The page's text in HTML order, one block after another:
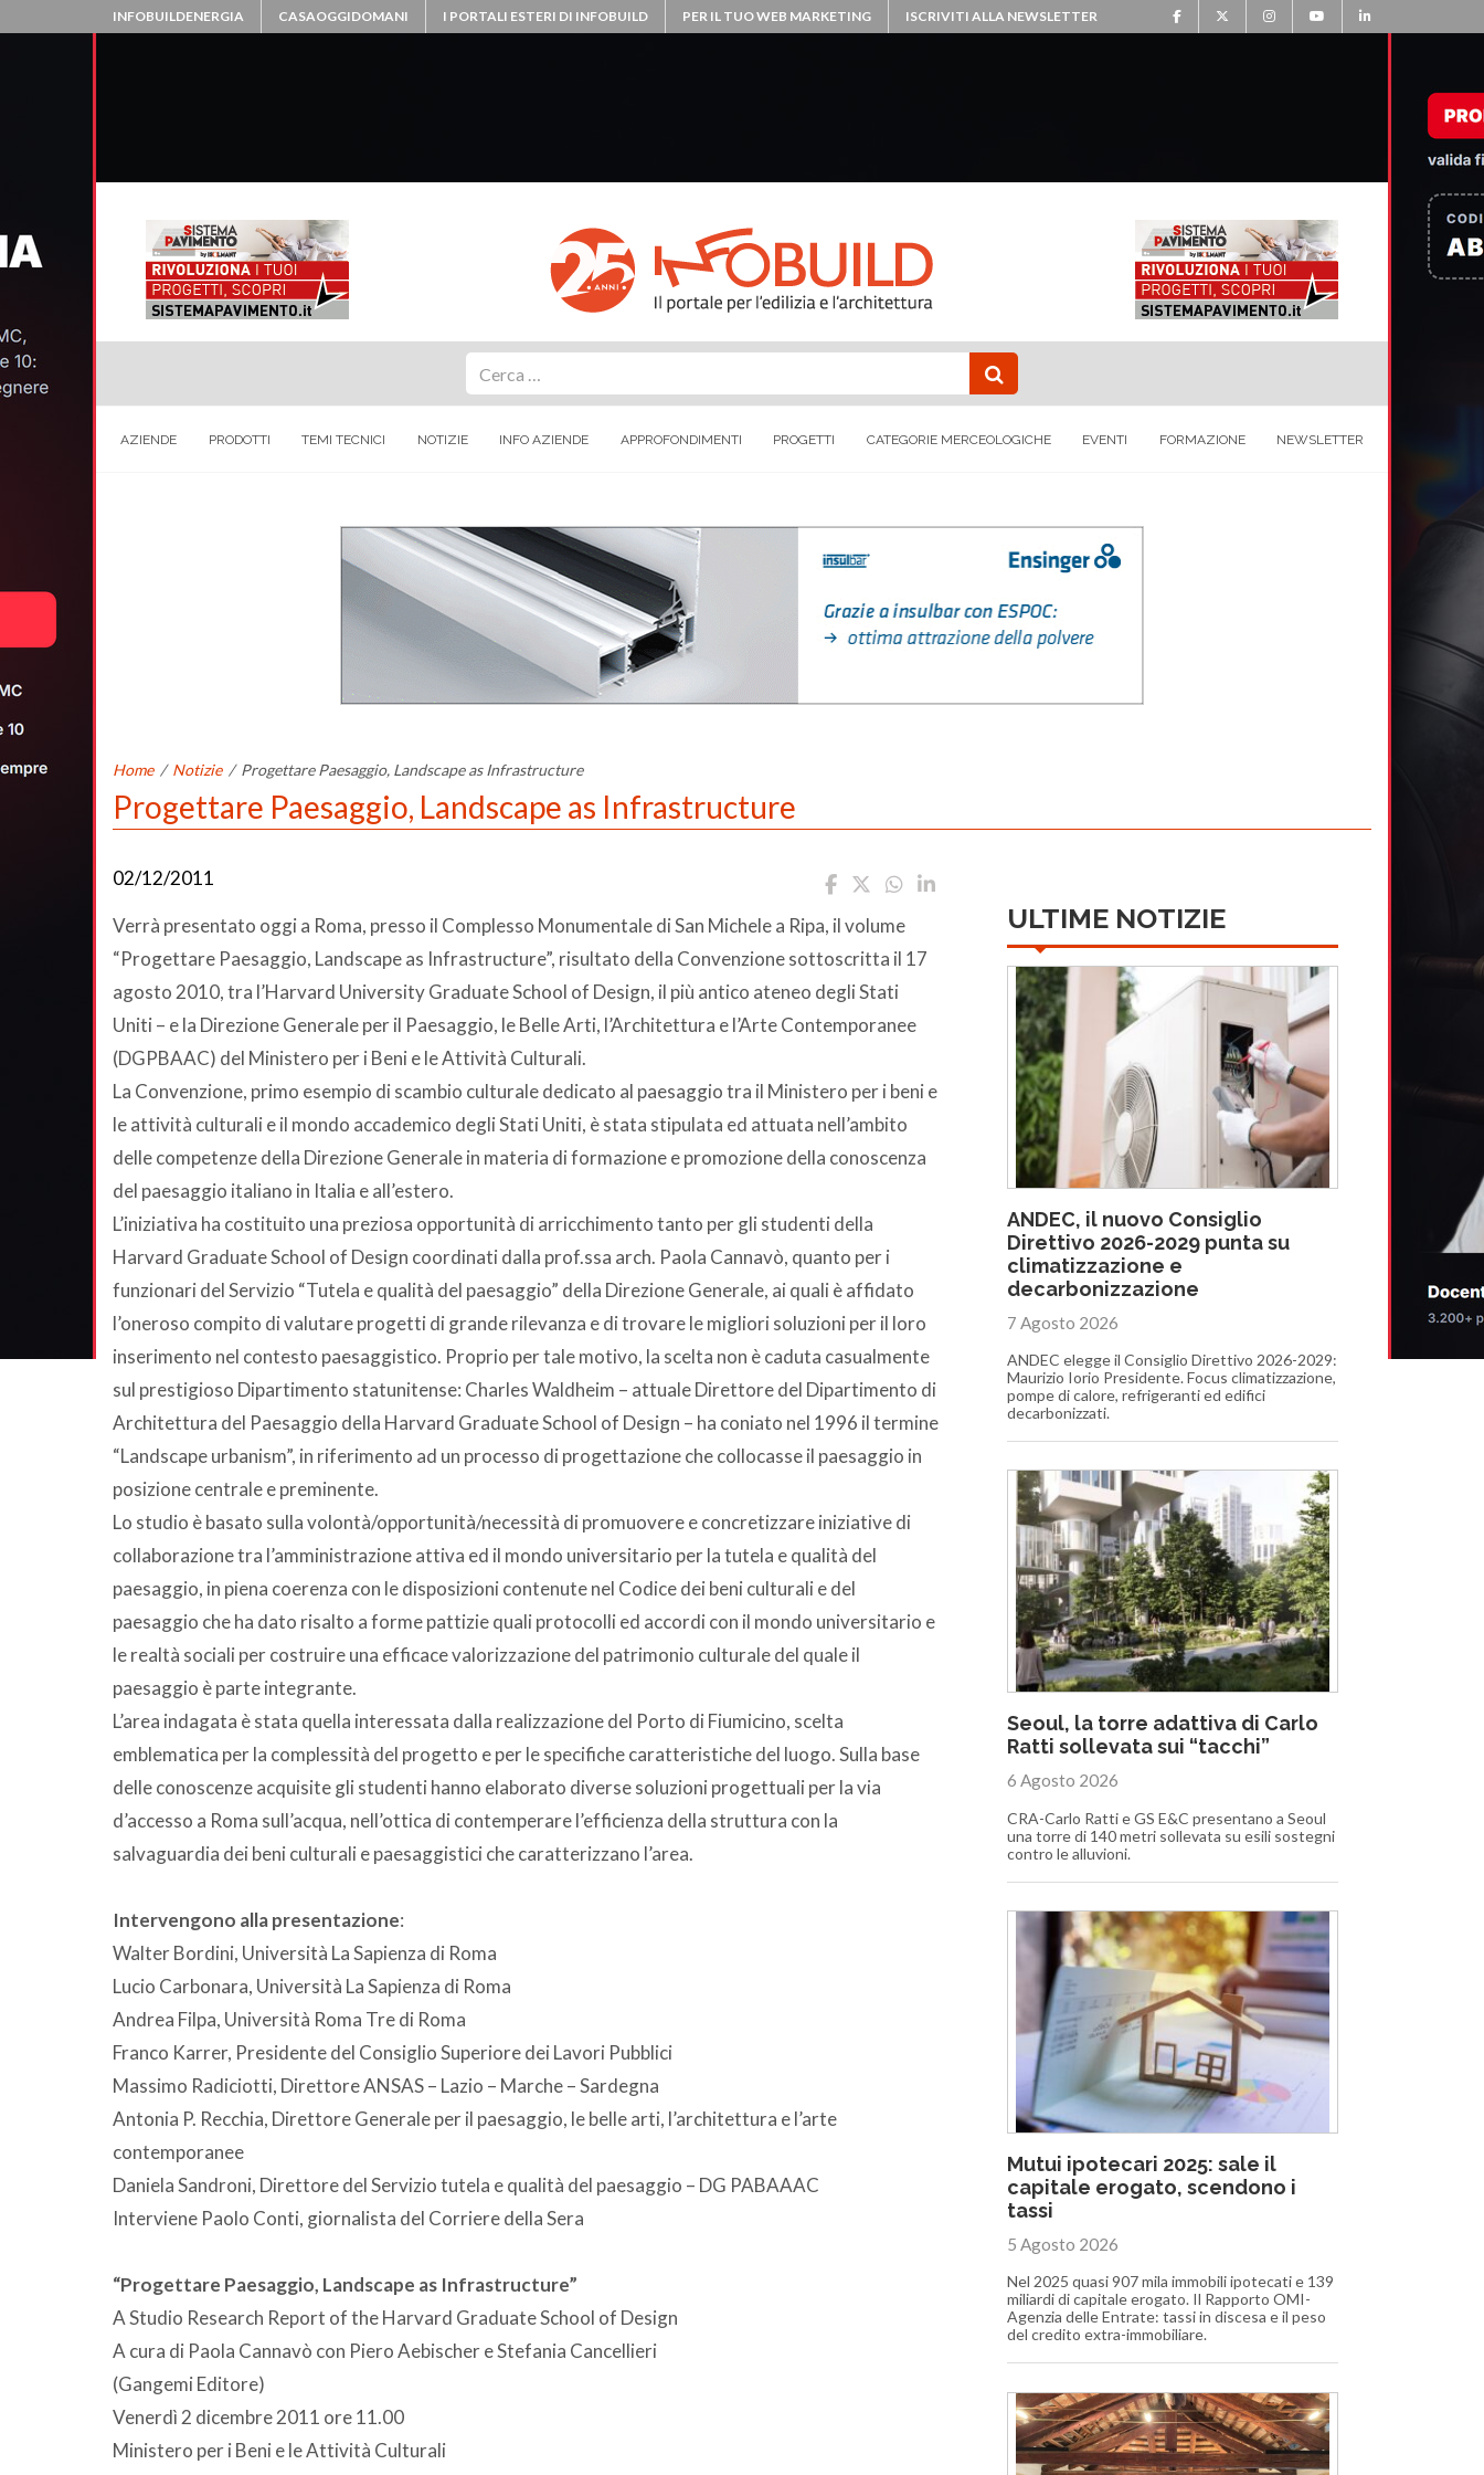
INFOBUILDENERGIA CASAOGGIDOMANI I PORTALI ESTERI DI INFOBUILD PER IL TUO WEB MARKETING ISCRIVITI ALLA NEWSLETTER
AZIENDE PRODOTTI TEMI TECNICI NOTIZIE INFO AZIENDE APPROFONDIMENTI PROGETTI CATEGORIE MERCEOLOGICHE EVENTI FORMAZIONE NEWSLETTER
Home / Notizie / Progettare Paesaggio, Landscape as Infrastructure
Progettare Paesaggio, Landscape as Infrastructure
02/12/2011
Verrà presentato oggi a Roma, presso il Complesso Monumentale di San Michele a Ripa, il volume
“Progettare Paesaggio, Landscape as Infrastructure”, risultato della Convenzione sottoscritta il 17
agosto 2010, tra l’Harvard University Graduate School of Design, il più antico ateneo degli Stati
Uniti – e la Direzione Generale per il Paesaggio, le Belle Arti, l’Architettura e l’Arte Contemporanee
(DGPBAAC) del Ministero per i Beni e le Attività Culturali.
La Convenzione, primo esempio di scambio culturale dedicato al paesaggio tra il Ministero per i beni e
le attività culturali e il mondo accademico degli Stati Uniti, è stata stipulata ed attuata nell’ambito
delle competenze della Direzione Generale in materia di formazione e promozione della conoscenza
del paesaggio italiano in Italia e all’estero.
L’iniziativa ha costituito una preziosa opportunità di arricchimento tanto per gli studenti della
Harvard Graduate School of Design coordinati dalla prof.ssa arch. Paola Cannavò, quanto per i
funzionari del Servizio “Tutela e qualità del paesaggio” della Direzione Generale, ai quali è affidato
l’oneroso compito di valutare progetti di grande rilevanza e di trovare le migliori soluzioni per il loro
inserimento nel contesto paesaggistico. Proprio per tale motivo, la scelta non è caduta casualmente
sul prestigioso Dipartimento statunitense: Charles Waldheim – attuale Direttore del Dipartimento di
Architettura del Paesaggio della Harvard Graduate School of Design – ha coniato nel 1996 il termine
“Landscape urbanism”, in riferimento ad un processo di progettazione che collocasse il paesaggio in
posizione centrale e preminente.
Lo studio è basato sulla volontà/opportunità/necessità di promuovere e concretizzare iniziative di
collaborazione tra l’amministrazione attiva ed il mondo universitario per la tutela e qualità del
paesaggio, in piena coerenza con le disposizioni contenute nel Codice dei beni culturali e del
paesaggio che ha dato risalto a forme pattizie quali protocolli ed accordi con il mondo universitario e
le realtà sociali per costruire una efficace valorizzazione del patrimonio culturale del quale il
paesaggio è parte integrante.
L’area indagata è stata quella interessata dalla realizzazione del Porto di Fiumicino, scelta
emblematica per la complessità del progetto e per le specifiche caratteristiche del luogo. Sulla base
delle conoscenze acquisite gli studenti hanno elaborato diverse soluzioni progettuali per la via
d’accesso a Roma sull’acqua, nell’ottica di contemperare l’efficienza della struttura con la
salvaguardia dei beni culturali e paesaggistici che caratterizzano l’area.
Intervengono alla presentazione:
Walter Bordini, Università La Sapienza di Roma
Lucio Carbonara, Università La Sapienza di Roma
Andrea Filpa, Università Roma Tre di Roma
Franco Karrer, Presidente del Consiglio Superiore dei Lavori Pubblici
Massimo Radiciotti, Direttore ANSAS – Lazio – Marche – Sardegna
Antonia P. Recchia, Direttore Generale per il paesaggio, le belle arti, l’architettura e l’arte
contemporanee
Daniela Sandroni, Direttore del Servizio tutela e qualità del paesaggio – DG PABAAAC
Interviene Paolo Conti, giornalista del Corriere della Sera
“Progettare Paesaggio, Landscape as Infrastructure”
A Studio Research Report of the Harvard Graduate School of Design
A cura di Paola Cannavò con Piero Aebischer e Stefania Cancellieri
(Gangemi Editore)
Venerdì 2 dicembre 2011 ore 11.00
Ministero per i Beni e le Attività Culturali
ULTIME NOTIZIE
ANDEC, il nuovo Consiglio
Direttivo 2026-2029 punta su
climatizzazione e
decarbonizzazione
7 Agosto 2026
ANDEC elegge il Consiglio Direttivo 2026-2029:
Maurizio Iorio Presidente. Focus climatizzazione,
pompe di calore, refrigeranti ed edifici
decarbonizzati.
Seoul, la torre adattiva di Carlo
Ratti sollevata sui “tacchi”
6 Agosto 2026
CRA-Carlo Ratti e GS E&C presentano a Seoul
una torre di 140 metri sollevata su esili sostegni
contro le alluvioni.
Mutui ipotecari 2025: sale il
capitale erogato, scendono i
tassi
5 Agosto 2026
Nel 2025 quasi 907 mila immobili ipotecati e 139
miliardi di capitale erogato. Il Rapporto OMI-
Agenzia delle Entrate: tassi in discesa e il peso
del credito extra-immobiliare.